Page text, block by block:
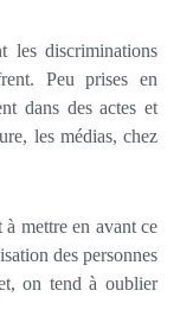
les discriminations
Peu prises en
dans des actes et
les médias, chez
à mettre en avant ce
des personnes
on tend à oublier